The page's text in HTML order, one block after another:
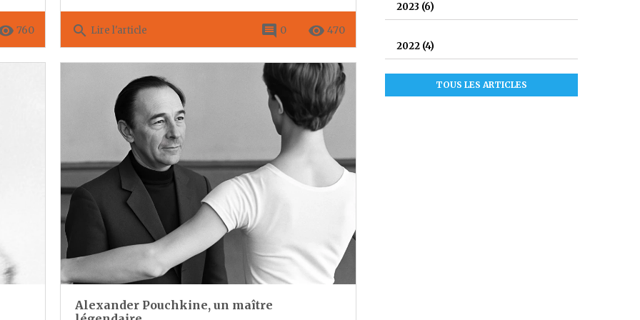
760 search Lire l'article remove_red_eye 470
comment 0
Alexander Pouchkine, un maître
2023 (6)
2022 (4)
TOUS LES ARTICLES